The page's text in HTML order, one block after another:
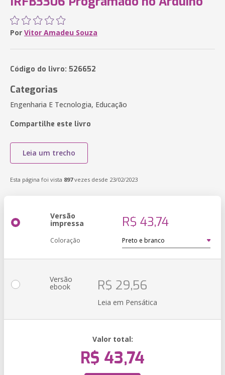
Por Vitor Amadeu Souza
Código do livro: 526652
Categorias
Engenharia E Tecnologia, Educação
Compartilhe este livro
Leia um trecho
Esta página foi vista 897vezes desde 23/02/2023
Versão
impressa R$ 43,74
Coloração
Versão
ebook R$ 29,56
Leia em Pensática
Valor total:
R$ 43,74